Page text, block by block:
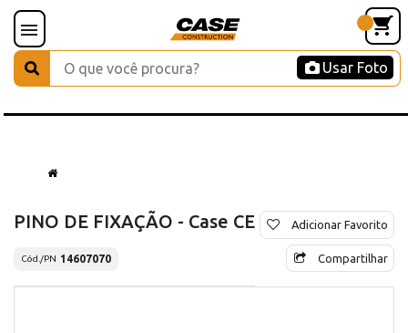
Usar Foto
PINO DE FIXAÇÃO - Case CE
Cód./PN 14607070
Adicionar Favorito
Compartilhar